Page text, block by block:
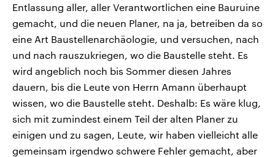
Entlassung aller, aller Verantwortlichen eine Bauruine
gemacht, und die neuen Planer, na ja, betreiben da so
eine Art Baustellenarchäologie, und versuchen, nach
und nach rauszukriegen, wo die Baustelle steht. Es
wird angeblich noch bis Sommer diesen Jahres
dauern, bis die Leute von Herrn Amann überhaupt
wissen, wo die Baustelle steht. Deshalb: Es wäre klug,
sich mit zumindest einem Teil der alten Planer zu
einigen und zu sagen, Leute, wir haben vielleicht alle
gemeinsam irgendwo schwere Fehler gemacht, aber